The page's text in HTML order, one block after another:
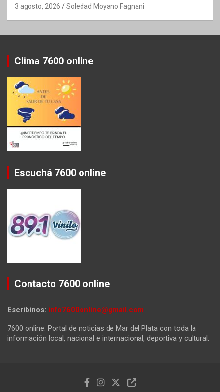
3 agosto, 2026 Soledad Moyano Fagnani
Clima 7600 online
Escuchá 7600 online
Contacto 7600 online
Escribinos: info7600online@gmail.com
7600 online. Portal de noticias de Mar del Plata con toda la
información local, nacional e internacional, deportiva y cultural.